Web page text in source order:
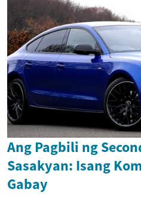
Ang Pagbili ng
Sasakyan: Isang
Gabay